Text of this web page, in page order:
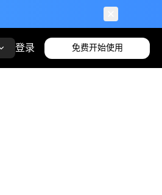
登录 免费开始使用